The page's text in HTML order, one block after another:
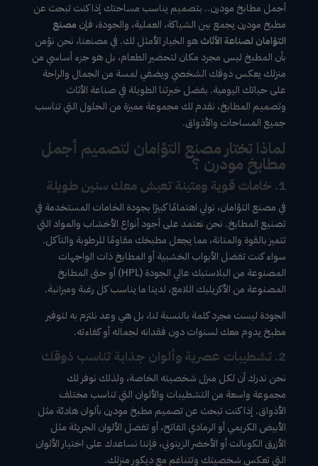
أجمل مطابخ مودرن.. بتصميم يناسب مساحتك إذا كنت تبحث عن
مطبخ مودرن يجمع بين الشياكة، العملية، والجودة، فإن مصنع
التؤامان لصناعة الأثاثهو الخيار الأمثل لك. في مصنعنا، نحن نؤمن
بأن المطبخ ليس مجرد مكان لتحضير الطعام، بل هو جزء أساسي من
منزلك يعكس ذوقك الشخصي ويضفي لمسة من الجمال والراحة
على حياتك اليومية. بفضل خبرتنا الطويلة في صناعة الأثاث
وتصميم المطابخ، نقدم لك مجموعة مميزة من الحلول التي تناسب
جميع المساحات والأذواق.
لماذا تختار مصنع التؤامان لتصميم أجمل
مطابخ مودرن ؟
1. خامات قوية ومتينة تعيش معك سنين طويلة
في مصنع التؤامان، نولي اهتمامًا كبيرًا بجودة الخامات المستخدمة في
تصنيع المطابخ. نحن نعتمد على أجود أنواع الأخشاب والمواد التي
تتميز بالقوة والمتانة، مما يجعل مطبخك مقاومًا للرطوبة والتآكل.
سواء كنت تفضل الأبواب الخشبية أو المطابخ ذات الواجهات
المصنوعة من البلاستيك عالي الجودة (HPL) أو حتى المطابخ
المصنوعة من الأكريليك اللامع، لدينا ما يناسب كل رغبة وميزانية.
الجودة ليست مجرد كلمة بالنسبة لنا، بل هي وعد نلتزم به لتوفير
مطبخ يدوم معك لسنوات دون فقدانه لجماله أو كفاءته.
2. تشطيبات عصرية وألوان جذابة تناسب ذوقك
نحن ندرك أن لكل منزل شخصيته الخاصة، ولذلك نوفر لك
مجموعة واسعة من التشطيبات والألوان التي تناسب مختلف
الأذواق. إذا كنت تبحث عن تصميم مطبخ مودرن بألوان هادئة مثل
الأبيض الكريمي أو الرمادي الفاتح، أو تفضل الألوان الجريئة مثل
الأزرق الكوبالت أو الأخضر الزيتوني، فإننا نساعدك على اختيار الألوان
التي تعكس شخصيتك وتتناغم مع ديكور منزلك.